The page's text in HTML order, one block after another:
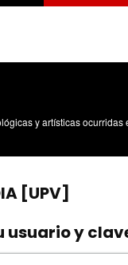
ocurridas en los tres